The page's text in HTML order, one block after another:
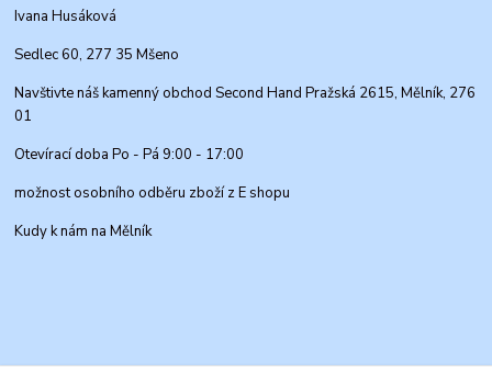
Ivana Husáková
Sedlec 60, 277 35 Mšeno
Navštivte náš kamenný obchod Second Hand Pražská 2615, Mělník, 276
01
Otevírací doba Po - Pá 9:00 - 17:00
možnost osobního odběru zboží z E shopu
Kudy k nám na Mělník